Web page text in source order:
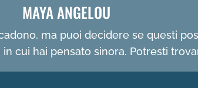
MAYA ANGELOU
ma puoi decidere se questi
cui hai pensato sinora. Potresti